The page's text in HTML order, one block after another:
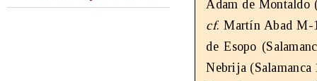
Adam de Montaldo
cf. Martín Abad
de Esopo
Nebrija (Salamanca